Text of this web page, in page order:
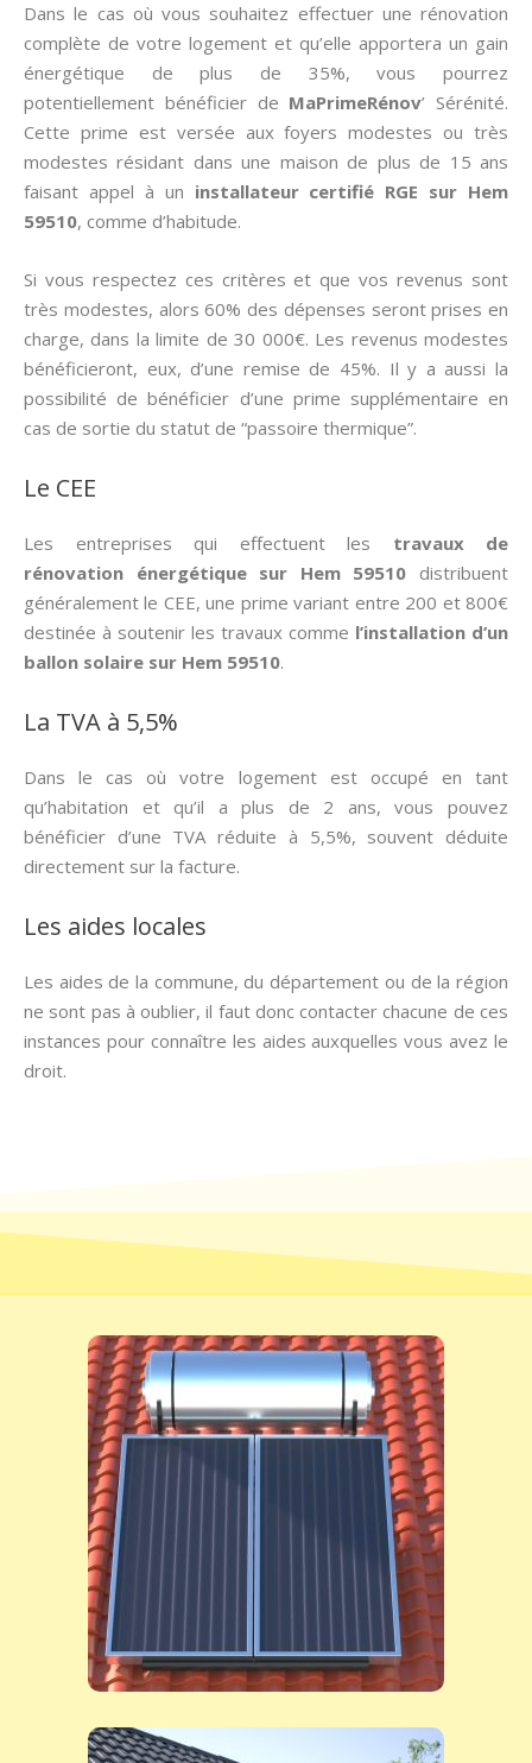
Dans le cas où vous souhaitez effectuer une rénovation
complète de votre logement et qu’elle apportera un gain
énergétique de plus de 35%, vous pourrez
potentiellement bénéficier de MaPrimeRénov’ Sérénité.
Cette prime est versée aux foyers modestes ou très
modestes résidant dans une maison de plus de 15 ans
faisant appel à un installateur certifié RGE sur Hem
59510, comme d’habitude.
Si vous respectez ces critères et que vos revenus sont
très modestes, alors 60% des dépenses seront prises en
charge, dans la limite de 30 000€. Les revenus modestes
bénéficieront, eux, d’une remise de 45%. Il y a aussi la
possibilité de bénéficier d’une prime supplémentaire en
cas de sortie du statut de “passoire thermique”.
Le CEE
Les entreprises qui effectuent les travaux de
rénovation énergétique sur Hem 59510 distribuent
généralement le CEE, une prime variant entre 200 et 800€
destinée à soutenir les travaux comme l’installation d’un
ballon solaire sur Hem 59510.
La TVA à 5,5%
Dans le cas où votre logement est occupé en tant
qu’habitation et qu’il a plus de 2 ans, vous pouvez
bénéficier d’une TVA réduite à 5,5%, souvent déduite
directement sur la facture.
Les aides locales
Les aides de la commune, du département ou de la région
ne sont pas à oublier, il faut donc contacter chacune de ces
instances pour connaître les aides auxquelles vous avez le
droit.